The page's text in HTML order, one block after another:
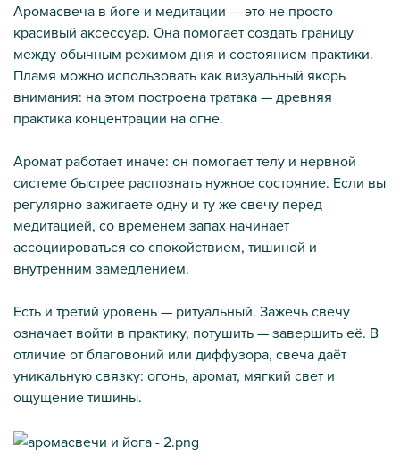
Аромасвеча в йоге и медитации — это не просто
красивый аксессуар. Она помогает создать границу
между обычным режимом дня и состоянием практики.
Пламя можно использовать как визуальный якорь
внимания: на этом построена тратака — древняя
практика концентрации на огне.
Аромат работает иначе: он помогает телу и нервной
системе быстрее распознать нужное состояние. Если вы
регулярно зажигаете одну и ту же свечу перед
медитацией, со временем запах начинает
ассоциироваться со спокойствием, тишиной и
внутренним замедлением.
Есть и третий уровень — ритуальный. Зажечь свечу
означает войти в практику, потушить — завершить её. В
отличие от благовоний или диффузора, свеча даёт
уникальную связку: огонь, аромат, мягкий свет и
ощущение тишины.